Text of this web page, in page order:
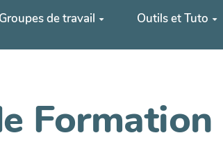
Groupes de travail Outils et Tuto